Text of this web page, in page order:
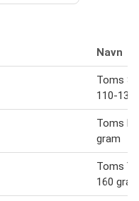
Navn
Toms
110-130
Toms
gram
Toms
160